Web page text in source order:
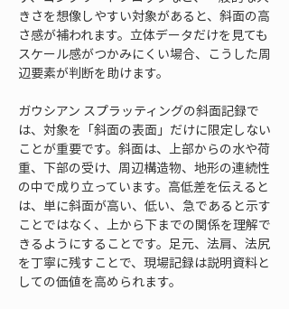
きさを想像しやすい対象があると、斜面の高
さ感が補われます。立体データだけを見ても
スケール感がつかみにくい場合、こうした周
辺要素が判断を助けます。
ガウシアン スプラッティングの斜面記録で
は、対象を「斜面の表面」だけに限定しない
ことが重要です。斜面は、上部からの水や荷
重、下部の受け、周辺構造物、地形の連続性
の中で成り立っています。高低差を伝えると
は、単に斜面が高い、低い、急であると示す
ことではなく、上から下までの関係を理解で
きるようにすることです。足元、法肩、法尻
を丁寧に残すことで、現場記録は説明資料と
しての価値を高められます。